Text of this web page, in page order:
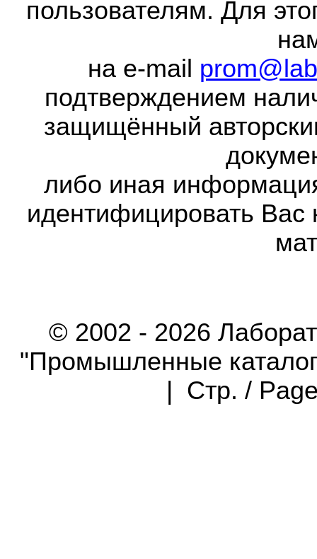
пользователям. Для
на e-mail
подтверждением
защищённый
либо иная
идентифицировать Вас
© 2002 - 2026
"Промышленные
| Стр. /